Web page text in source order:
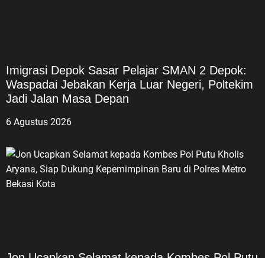
Imigrasi Depok Sasar Pelajar SMAN 2 Depok:
Waspadai Jebakan Kerja Luar Negeri, Poltekim
6 Agustus 2026